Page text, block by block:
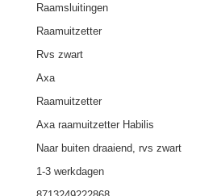
Raamsluitingen
Raamuitzetter
Rvs zwart
Axa
Raamuitzetter
Axa raamuitzetter Habilis
Naar buiten draaiend, rvs zwart
1-3 werkdagen